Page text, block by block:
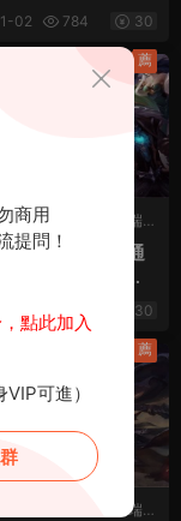
端+PC安卓蘋果
工具+視頻架設教
02 784 30
C-傳奇2 手遊服務端·
端端引擎傳奇互通
月合擊】Win一鍵
+視頻架設教程
25 947 30
薦
手遊服務端·
薦
商用
提問！
點此加入
可進）